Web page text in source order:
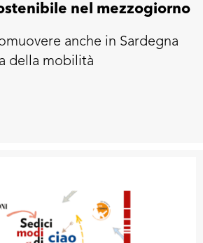
nel mezzogiorno
anche in Sardegna
della mobilità